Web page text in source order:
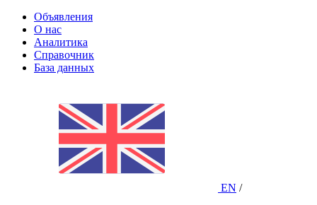
Объявления
О нас
Аналитика
Справочник
База данных
EN /